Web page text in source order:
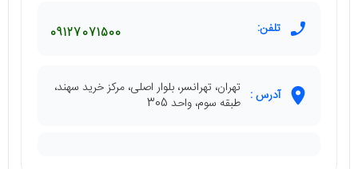
تلفن: 09127071500
آدرس : تهران، تهرانسر، بلوار اصلی، مرکز خرید سهند،
طبقه سوم، واحد 305